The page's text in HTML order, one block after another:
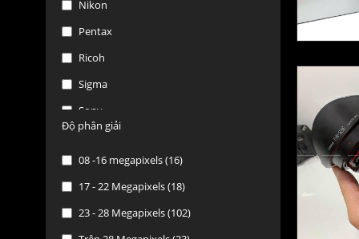
Nikon
Pentax
Ricoh
Sigma
Sony
Tamron
Tokina
Olympus
SanDisk
Độ phân giải
08 -16 megapixels (16)
17 - 22 Megapixels (18)
23 - 28 Megapixels (102)